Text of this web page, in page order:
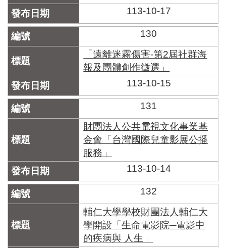
113-10-17
130
「遠離迷霧傷害-第2屆社群海
報及團體創作徵選」
113-10-15
131
財團法人公共電視文化事業基
金會「台灣國際兒童影展公播
服務」
113-10-14
132
輔仁大學學校財團法人輔仁大
學開設「生命電影院─電影中
的疾病與 人生」